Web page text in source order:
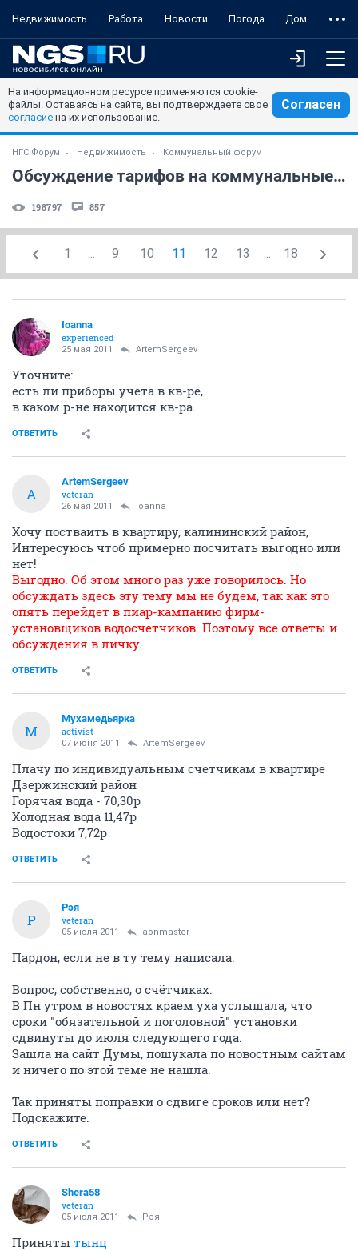
Недвижимость Работа Новости Погода Дом
На информационном ресурсе применяются cookie-
файлы. Оставаясь на сайте, вы подтверждаете свое
согласие на их использование.
Согласен
НГС.Форум Недвижимость Коммунальный форум
Обсуждение тарифов на коммунальные услуги и НПА
198797 857
1 ... 9 10 11 12 13 ... 18
Ioanna
experienced
25 мая 2011 ArtemSergeev
Уточните:
есть ли приборы учета в кв-ре,
в каком р-не находится кв-ра.
ОТВЕТИТЬ
A
ArtemSergeev
veteran
26 мая 2011 Ioanna
Хочу постваить в квартиру, калининский район,
Интересуюсь чтоб примерно посчитать выгодно или
нет!
Выгодно. Об этом много раз уже говорилось. Но
обсуждать здесь эту тему мы не будем, так как это
опять перейдет в пиар-кампанию фирм-
установщиков водосчетчиков. Поэтому все ответы и
обсуждения в личку.
ОТВЕТИТЬ
М
Мухамедьярка
activist
07 июня 2011 ArtemSergeev
Плачу по индивидуальным счетчикам в квартире
Дзержинский район
Горячая вода - 70,30р
Холодная вода 11,47р
Водостоки 7,72р
ОТВЕТИТЬ
Р
Рэя
veteran
05 июля 2011 aonmaster
Пардон, если не в ту тему написала.
Вопрос, собственно, о счётчиках.
В Пн утром в новостях краем уха услышала, что
сроки "обязательной и поголовной" установки
сдвинуты до июля следующего года.
Зашла на сайт Думы, пошукала по новостным сайтам
и ничего по этой теме не нашла.
Так приняты поправки о сдвиге сроков или нет?
Подскажите.
ОТВЕТИТЬ
Shera58
veteran
05 июля 2011 Рэя
Приняты тынц